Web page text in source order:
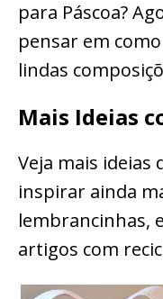
para Páscoa?
pensar em
lindas
Mais Ideias
Veja mais ideias
inspirar ainda
lembrancinhas,
artigos com